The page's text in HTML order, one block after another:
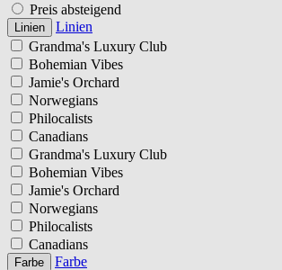
Preis absteigend
Linien
Linien
Grandma's Luxury Club
Bohemian Vibes
Jamie's Orchard
Norwegians
Philocalists
Canadians
Grandma's Luxury Club
Bohemian Vibes
Jamie's Orchard
Norwegians
Philocalists
Canadians
Farbe
Farbe